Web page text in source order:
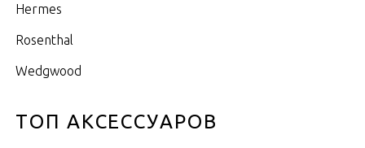
Hermes
Rosenthal
Wedgwood
ТОП АКСЕССУАРОВ